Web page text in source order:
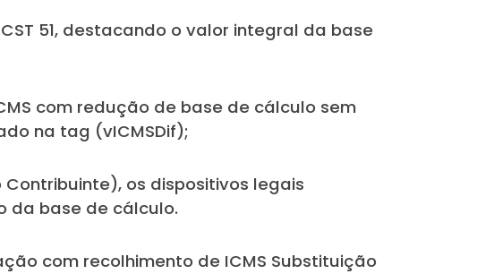
51, destacando o valor integral da base
com redução de base de cálculo sem
na tag (vICMSDif);
os dispositivos legais
da base de cálculo.
com recolhimento de ICMS Substituição